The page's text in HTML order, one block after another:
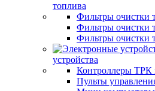
топлива
Фильтры очистки
Фильтры очистки
Фильтры очистки
устройства
Контроллеры
Пульты